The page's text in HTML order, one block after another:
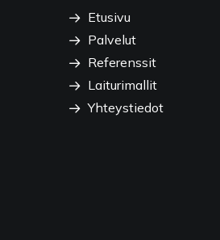
Etusivu
Palvelut
Referenssit
Laiturimallit
Yhteystiedot